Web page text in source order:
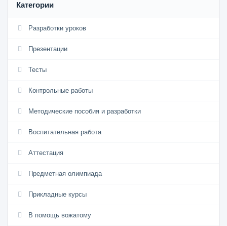
Категории
Разработки уроков
Презентации
Тесты
Контрольные работы
Методические пособия и разработки
Воспитательная работа
Аттестация
Предметная олимпиада
Прикладные курсы
В помощь вожатому